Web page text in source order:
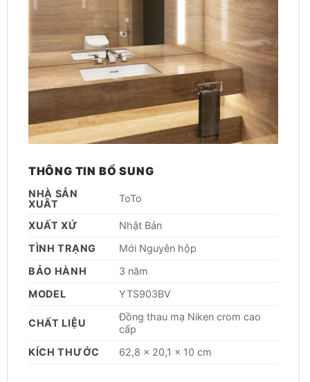
THÔNG TIN BỔ SUNG
NHÀ SẢN
XUÂT
ToTo
XUẤT XỨ
Nhật Bản
TÌNH TRẠNG
Mới Nguyên hộp
BẢO HÀNH
3 năm
MODEL
YTS903BV
CHẤT LIỆU
Đồng thau mạ Niken crom cao
cấp
KÍCH THƯỚC
62,8 × 20,1 × 10 cm